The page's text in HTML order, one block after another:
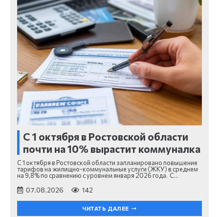
С 1 октября в Ростовской области
почти на 10% вырастит коммуналка
С 1 октября в Ростовской области запланировано повышение
тарифов на жилищно-коммунальные услуги (ЖКУ) в среднем
на 9,8% по сравнению с уровнем января 2026 года. С…
07.08.2026 142
ЧИТАТЬ ДАЛЕЕ